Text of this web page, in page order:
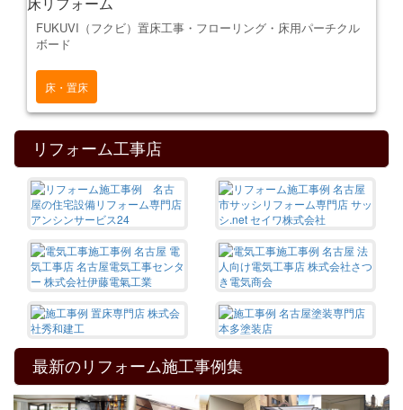
FUKUVI（フクビ）置床工事・フローリング・床用パーチクル
ボード
床・置床
リフォーム工事店
最新のリフォーム施工事例集